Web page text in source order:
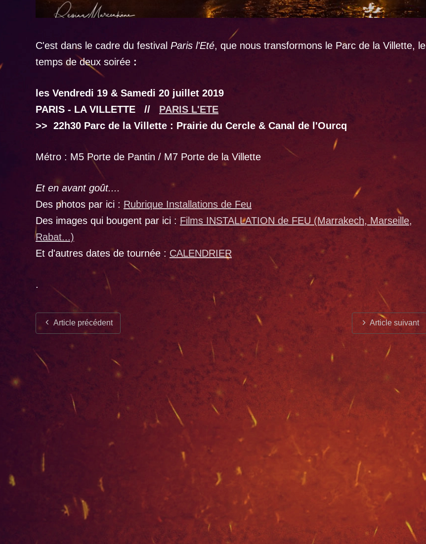
C'est dans le cadre du festival Paris l'Eté, que nous transformons le Parc de la Villette, le
temps de deux soirée :
les Vendredi 19 & Samedi 20 juillet 2019
PARIS - LA VILLETTE // PARIS L'ETE
>> 22h30 Parc de la Villette : Prairie du Cercle & Canal de l'Ourcq
Métro : M5 Porte de Pantin / M7 Porte de la Villette
Et en avant goût....
Des photos par ici : Rubrique Installations de Feu
Des images qui bougent par ici : Films INSTALLATION de FEU (Marrakech, Marseille,
Rabat...)
Et d'autres dates de tournée : CALENDRIER
.
Article précédent Article suivant